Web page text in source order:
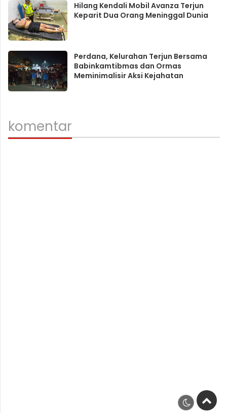
Hilang Kendali Mobil Avanza Terjun
Keparit Dua Orang Meninggal Dunia
Perdana, Kelurahan Terjun Bersama
Babinkamtibmas dan Ormas
Meminimalisir Aksi Kejahatan
komentar